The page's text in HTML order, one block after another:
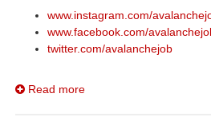
www.instagram.com/
www.facebook.com/
twitter.com/avalanchejob
Read more